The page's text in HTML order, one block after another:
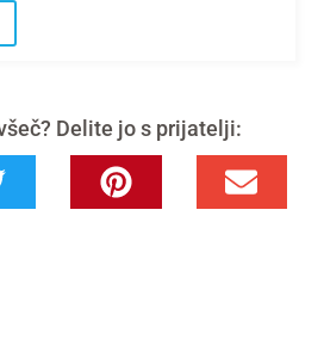
Delite jo s prijatelji: